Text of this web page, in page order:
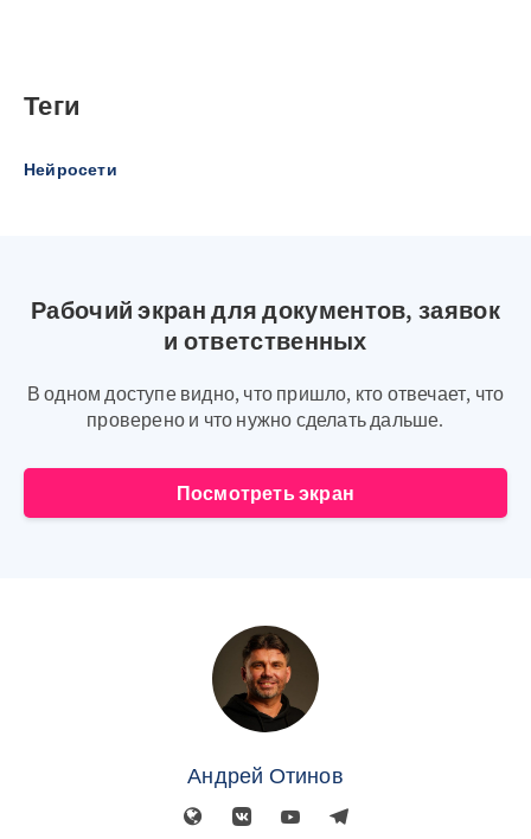
Теги
Нейросети
Рабочий экран для документов, заявок
и ответственных
В одном доступе видно, что пришло, кто отвечает, что
проверено и что нужно сделать дальше.
Посмотреть экран
Андрей Отинов